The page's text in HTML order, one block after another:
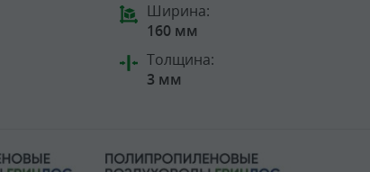
Ширина:
160 мм
Толщина:
3 мм